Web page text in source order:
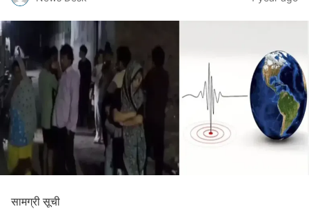
सामग्री सूची